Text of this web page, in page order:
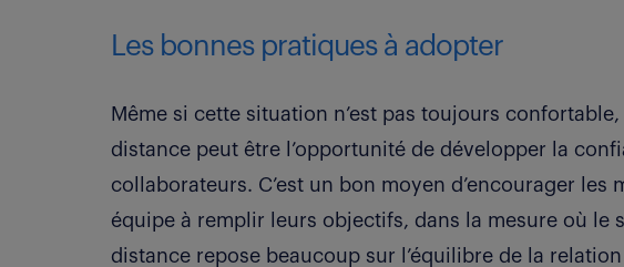
Les bonnes pratiques à adopter
Même si cette situation n’est pas toujours
distance peut être l’opportunité de développer la
collaborateurs. C’est un bon moyen d’encourager les
équipe à remplir leurs objectifs, dans la mesure où le
distance repose beaucoup sur l’équilibre de la